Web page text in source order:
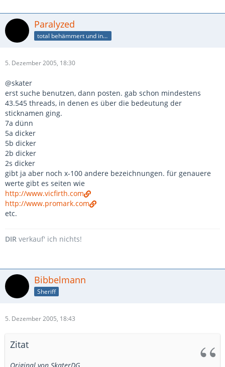
Paralyzed
total behämmert und innen beplüscht
5. Dezember 2005, 18:30
@skater
erst suche benutzen, dann posten. gab schon mindestens
43.545 threads, in denen es über die bedeutung der
sticknamen ging.
7a dünn
5a dicker
5b dicker
2b dicker
2s dicker
gibt ja aber noch x-100 andere bezeichnungen. für genauere
werte gibt es seiten wie
http://www.vicfirth.com
http://www.promark.com
etc.
DIR verkauf' ich nichts!
Bibbelmann
Sheriff
5. Dezember 2005, 18:43
Zitat